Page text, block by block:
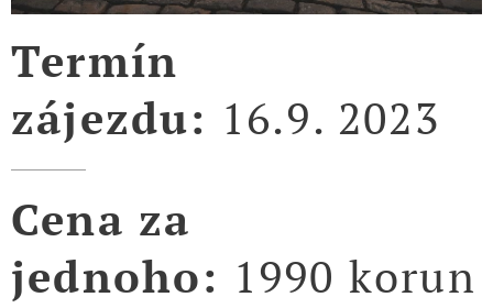
Termín
zájezdu: 16.9. 2023
Cena za
jednoho: 1990 korun